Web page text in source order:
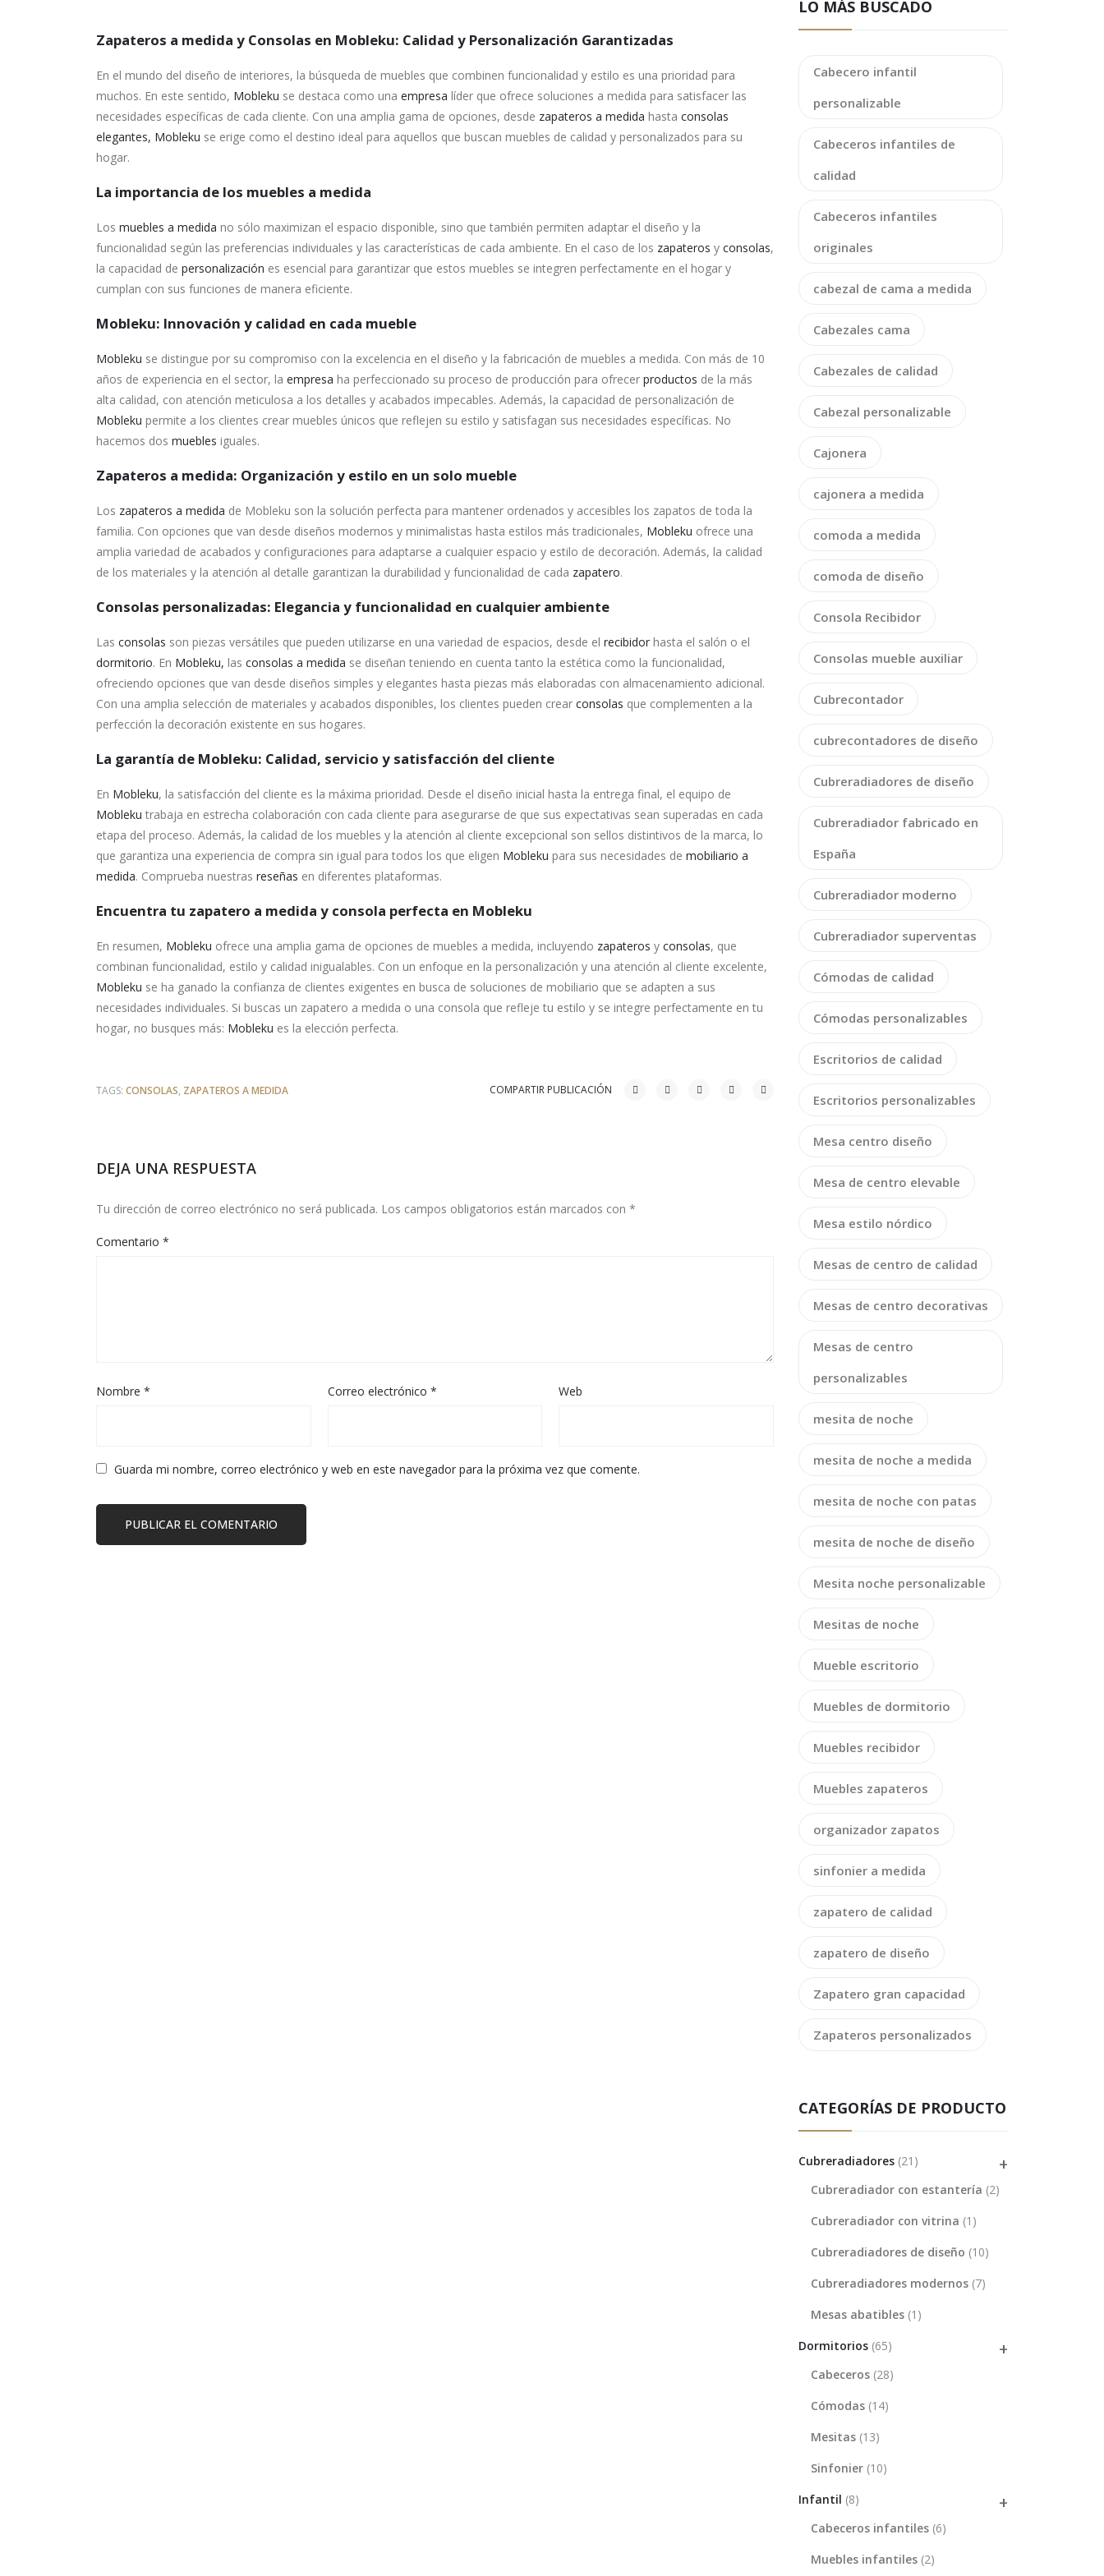
Zapateros a medida y Consolas en Mobleku: Calidad y Personalización Garantizadas
En el mundo del diseño de interiores, la búsqueda de muebles que combinen funcionalidad y estilo es una prioridad para
muchos. En este sentido, Mobleku se destaca como una empresa líder que ofrece soluciones a medida para satisfacer las
necesidades específicas de cada cliente. Con una amplia gama de opciones, desde zapateros a medida hasta consolas
elegantes, Mobleku se erige como el destino ideal para aquellos que buscan muebles de calidad y personalizados para su
hogar.
La importancia de los muebles a medida
Los muebles a medida no sólo maximizan el espacio disponible, sino que también permiten adaptar el diseño y la
funcionalidad según las preferencias individuales y las características de cada ambiente. En el caso de los zapateros y consolas,
la capacidad de personalización es esencial para garantizar que estos muebles se integren perfectamente en el hogar y
cumplan con sus funciones de manera eficiente.
Mobleku: Innovación y calidad en cada mueble
Mobleku se distingue por su compromiso con la excelencia en el diseño y la fabricación de muebles a medida. Con más de 10
años de experiencia en el sector, la empresa ha perfeccionado su proceso de producción para ofrecer productos de la más
alta calidad, con atención meticulosa a los detalles y acabados impecables. Además, la capacidad de personalización de
Mobleku permite a los clientes crear muebles únicos que reflejen su estilo y satisfagan sus necesidades específicas. No
hacemos dos muebles iguales.
Zapateros a medida: Organización y estilo en un solo mueble
Los zapateros a medida de Mobleku son la solución perfecta para mantener ordenados y accesibles los zapatos de toda la
familia. Con opciones que van desde diseños modernos y minimalistas hasta estilos más tradicionales, Mobleku ofrece una
amplia variedad de acabados y configuraciones para adaptarse a cualquier espacio y estilo de decoración. Además, la calidad
de los materiales y la atención al detalle garantizan la durabilidad y funcionalidad de cada zapatero.
Consolas personalizadas: Elegancia y funcionalidad en cualquier ambiente
Las consolas son piezas versátiles que pueden utilizarse en una variedad de espacios, desde el recibidor hasta el salón o el
dormitorio. En Mobleku, las consolas a medida se diseñan teniendo en cuenta tanto la estética como la funcionalidad,
ofreciendo opciones que van desde diseños simples y elegantes hasta piezas más elaboradas con almacenamiento adicional.
Con una amplia selección de materiales y acabados disponibles, los clientes pueden crear consolas que complementen a la
perfección la decoración existente en sus hogares.
La garantía de Mobleku: Calidad, servicio y satisfacción del cliente
En Mobleku, la satisfacción del cliente es la máxima prioridad. Desde el diseño inicial hasta la entrega final, el equipo de
Mobleku trabaja en estrecha colaboración con cada cliente para asegurarse de que sus expectativas sean superadas en cada
etapa del proceso. Además, la calidad de los muebles y la atención al cliente excepcional son sellos distintivos de la marca, lo
que garantiza una experiencia de compra sin igual para todos los que eligen Mobleku para sus necesidades de mobiliario a
medida. Comprueba nuestras reseñas en diferentes plataformas.
Encuentra tu zapatero a medida y consola perfecta en Mobleku
En resumen, Mobleku ofrece una amplia gama de opciones de muebles a medida, incluyendo zapateros y consolas, que
combinan funcionalidad, estilo y calidad inigualables. Con un enfoque en la personalización y una atención al cliente excelente,
Mobleku se ha ganado la confianza de clientes exigentes en busca de soluciones de mobiliario que se adapten a sus
necesidades individuales. Si buscas un zapatero a medida o una consola que refleje tu estilo y se integre perfectamente en tu
hogar, no busques más: Mobleku es la elección perfecta.
TAGS: CONSOLAS, ZAPATEROS A MEDIDA COMPARTIR PUBLICACIÓN
DEJA UNA RESPUESTA
Tu dirección de correo electrónico no será publicada. Los campos obligatorios están marcados con *
Comentario *
Nombre * Correo electrónico * Web
Guarda mi nombre, correo electrónico y web en este navegador para la próxima vez que comente.
LO MÁS BUSCADO
Cabecero infantil
personalizable
Cabeceros infantiles de
calidad
Cabeceros infantiles
originales
cabezal de cama a medida
Cabezales cama
Cabezales de calidad
Cabezal personalizable
Cajonera
cajonera a medida
comoda a medida
comoda de diseño
Consola Recibidor
Consolas mueble auxiliar
Cubrecontador
cubrecontadores de diseño
Cubreradiadores de diseño
Cubreradiador fabricado en
España
Cubreradiador moderno
Cubreradiador superventas
Cómodas de calidad
Cómodas personalizables
Escritorios de calidad
Escritorios personalizables
Mesa centro diseño
Mesa de centro elevable
Mesa estilo nórdico
Mesas de centro de calidad
Mesas de centro decorativas
Mesas de centro
personalizables
mesita de noche
mesita de noche a medida
mesita de noche con patas
mesita de noche de diseño
Mesita noche personalizable
Mesitas de noche
Mueble escritorio
Muebles de dormitorio
Muebles recibidor
Muebles zapateros
organizador zapatos
sinfonier a medida
zapatero de calidad
zapatero de diseño
Zapatero gran capacidad
Zapateros personalizados
CATEGORÍAS DE PRODUCTO
Cubreradiadores (21)
Cubreradiador con estantería (2)
Cubreradiador con vitrina (1)
Cubreradiadores de diseño (10)
Cubreradiadores modernos (7)
Mesas abatibles (1)
Dormitorios (65)
Cabeceros (28)
Cómodas (14)
Mesitas (13)
Sinfonier (10)
Infantil (8)
Cabeceros infantiles (6)
Muebles infantiles (2)